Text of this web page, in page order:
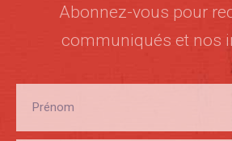
Abonnez-vous pour
communiqués et nos